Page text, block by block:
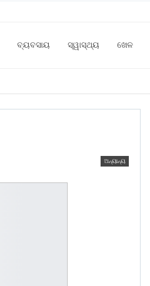
ବ୍ୟବସାୟ ସ୍ୱାସ୍ଥ୍ୟ ଖେଳ
ଅନ୍ୟାନ୍ୟ